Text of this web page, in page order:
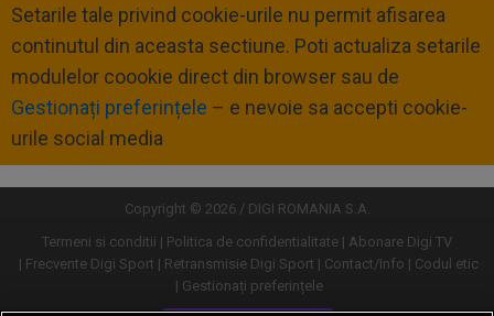
Setarile tale privind cookie-urile nu permit afisarea
continutul din aceasta sectiune. Poti actualiza setarile
modulelor coookie direct din browser sau de
Gestionați preferințele – e nevoie sa accepti cookie-
urile social media
Copyright © 2026 / DIGI ROMANIA S.A.
Termeni si conditii
Politica de confidentialitate
Abonare Digi TV
Frecvente Digi Sport
Retransmisie Digi Sport Contact/Info
Codul etic
Gestionați preferințele